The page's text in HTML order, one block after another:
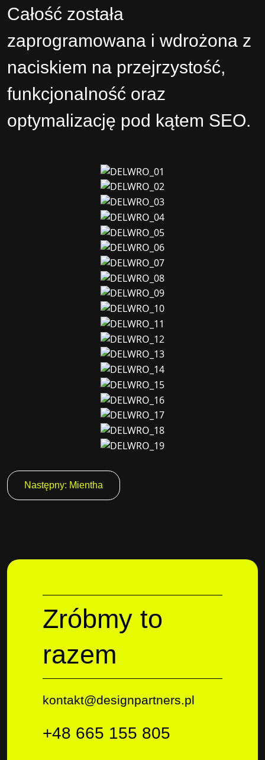
Całość została
zaprogramowana i wdrożona z
naciskiem na przejrzystość,
funkcjonalność oraz
optymalizację pod kątem SEO.
Nawigacja
wpisu
Następny: Mientha
Zróbmy to
razem
kontakt@designpartners.pl
+48 665 155 805